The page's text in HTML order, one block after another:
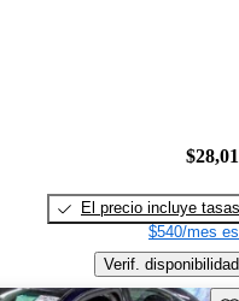
El precio incluye tasas
$540/mes
Verif. disponibilidad